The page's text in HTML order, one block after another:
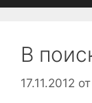
В
17.11.2012 от